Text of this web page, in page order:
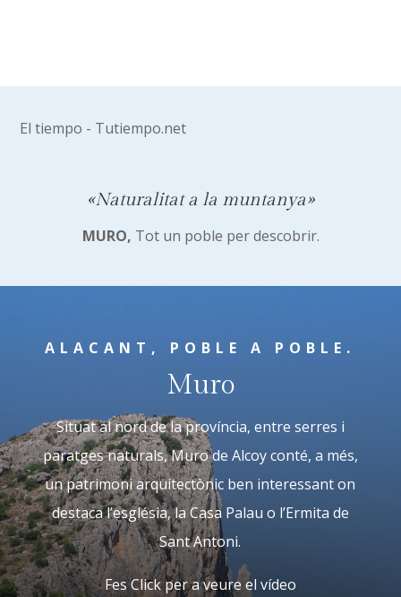
El tiempo - Tutiempo.net
«Naturalitat a la muntanya»
MURO, Tot un poble per descobrir.
ALACANT, POBLE A POBLE.
Muro
Situat al nord de la província, entre serres i
paratges naturals, Muro de Alcoy conté, a més,
un patrimoni arquitectònic ben interessant on
destaca l’església, la Casa Palau o l’Ermita de
Sant Antoni.
Fes Click per a veure el vídeo